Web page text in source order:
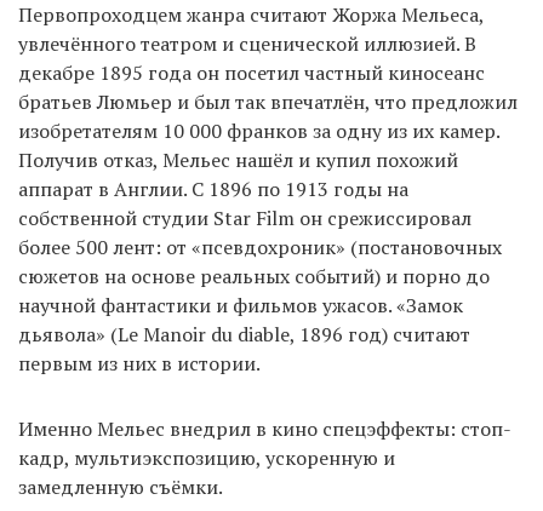
Первопроходцем жанра считают Жоржа Мельеса,
увлечённого театром и сценической иллюзией. В
декабре 1895 года он посетил частный киносеанс
братьев Люмьер и был так впечатлён, что предложил
изобретателям 10 000 франков за одну из их камер.
Получив отказ, Мельес нашёл и купил похожий
аппарат в Англии. С 1896 по 1913 годы на
собственной студии Star Film он срежиссировал
более 500 лент: от «псевдохроник» (постановочных
сюжетов на основе реальных событий) и порно до
научной фантастики и фильмов ужасов. «Замок
дьявола» (Le Manoir du diable, 1896 год) считают
первым из них в истории.
Именно Мельес внедрил в кино спецэффекты: стоп-
кадр, мультиэкспозицию, ускоренную и
замедленную съёмки.